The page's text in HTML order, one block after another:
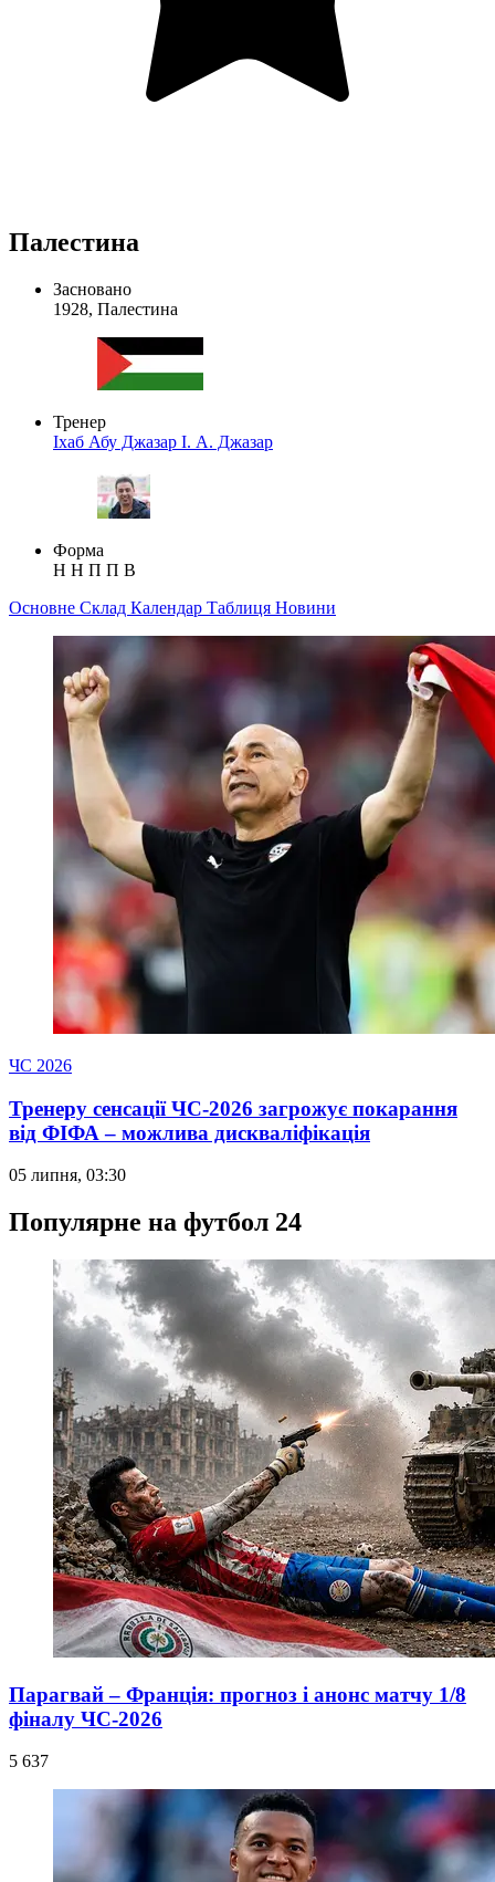
Палестина
Засновано
1928, Палестина
Тренер
Іхаб Абу Джазар І. А. Джазар
Форма
Н Н П П В
Основне Склад Календар Таблиця Новини
ЧС 2026
Тренеру сенсації ЧС-2026 загрожує покарання
від ФІФА – можлива дискваліфікація
05 липня, 03:30
Популярне на футбол 24
Парагвай – Франція: прогноз і анонс матчу 1/8
фіналу ЧС-2026
5 637